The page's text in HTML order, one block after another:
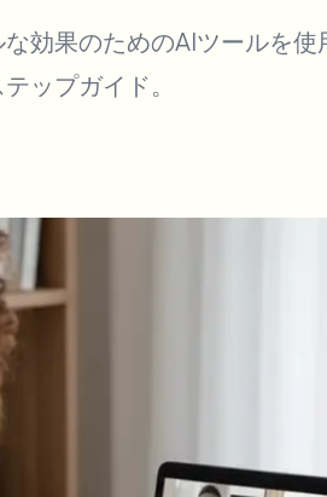
Vlogger
BATCH READY FOR TEAMS
効果のためのAIツールを
ップガイド。